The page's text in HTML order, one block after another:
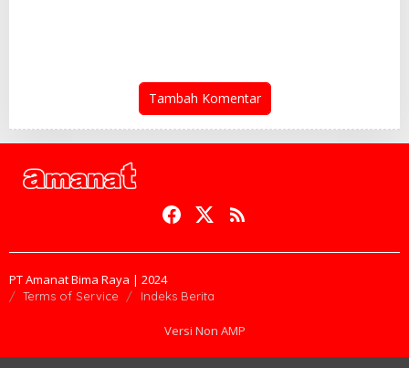
Tambah Komentar
PT Amanat Bima Raya | 2024
Terms of Service Indeks Berita
Versi Non AMP